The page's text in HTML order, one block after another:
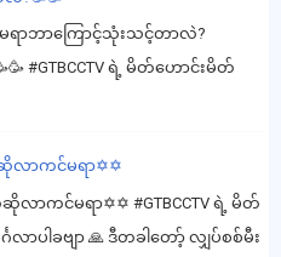
မရာဘာကြောင့်သုံးသင့်တာလဲ?
ရဲ့ မိတ်ဟောင်းမိတ်
လာကင်မရာ✡️✡️
ာကင်မရာ✡️✡️ #GTBCCTV ရဲ့ မိတ်
လာပါခဗျာ 🙏 ဒီတခါတော့် လျှပ်စစ်မီး